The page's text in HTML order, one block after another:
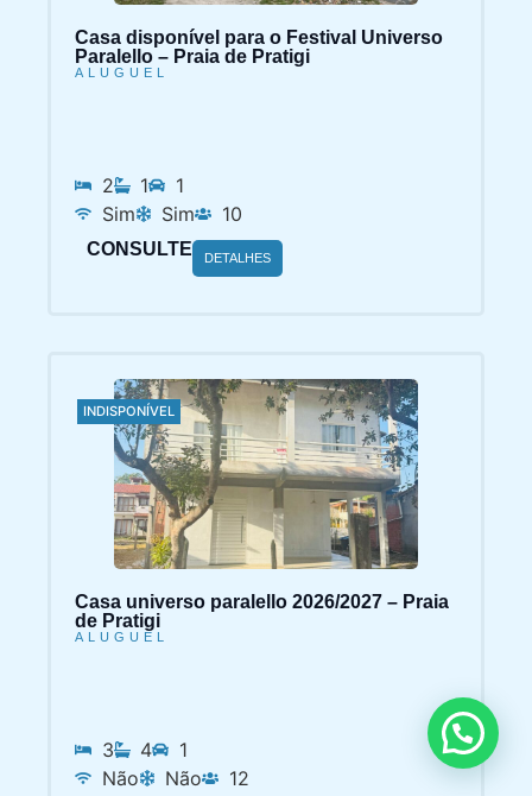
Casa disponível para o Festival Universo
Paralello – Praia de Pratigi
ALUGUEL
2 1
1
Sim
Sim 10
CONSULTE DETALHES
INDISPONÍVEL
Casa universo paralello 2026/2027 – Praia
de Pratigi
ALUGUEL
3 4
1
Não
Não 12